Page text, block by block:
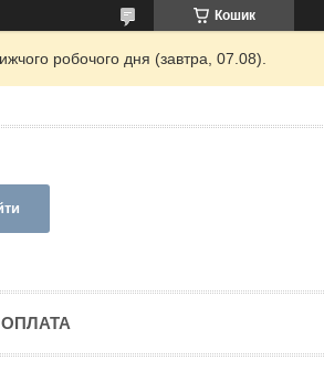
Кошик
робочого дня (завтра, 07.08).